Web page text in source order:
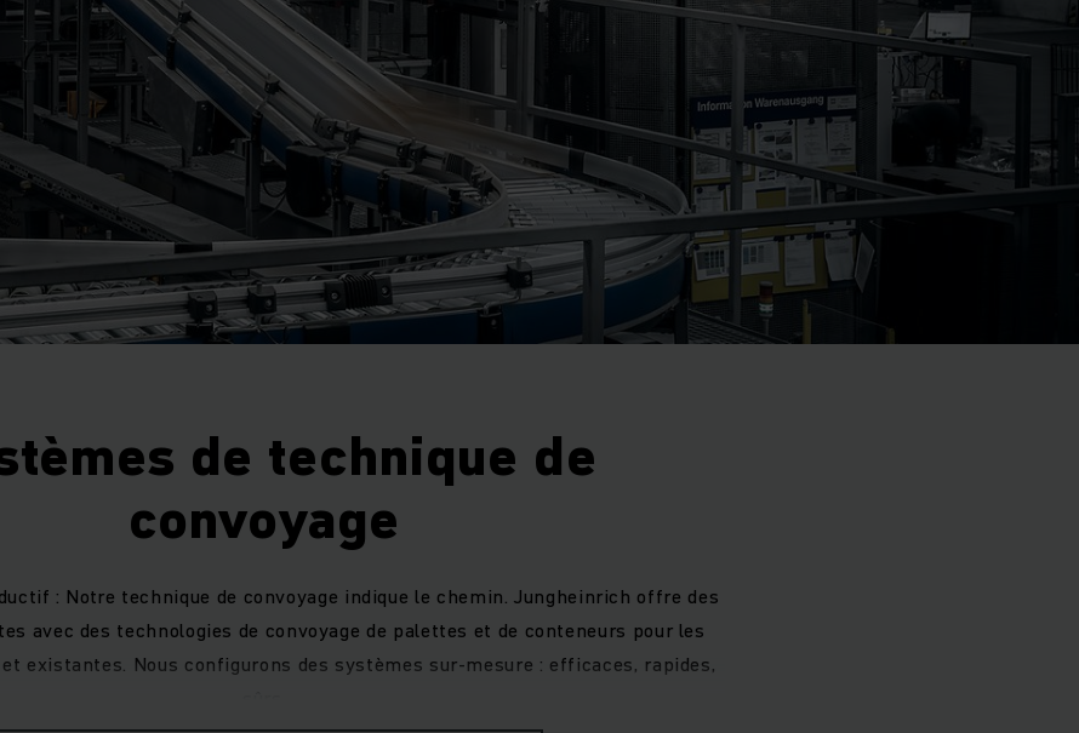
de technique de
convoyage
: Notre technique de convoyage indique le chemin. Jungheinrich offre des
avec des technologies de convoyage de palettes et de conteneurs pour les
existantes. Nous configurons des systèmes sur-mesure : efficaces, rapides,